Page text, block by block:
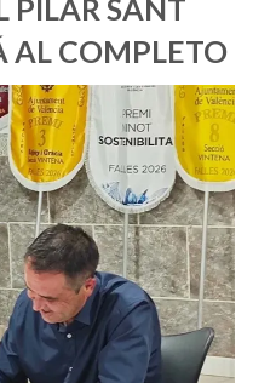
PILAR SANT
AL COMPLETO